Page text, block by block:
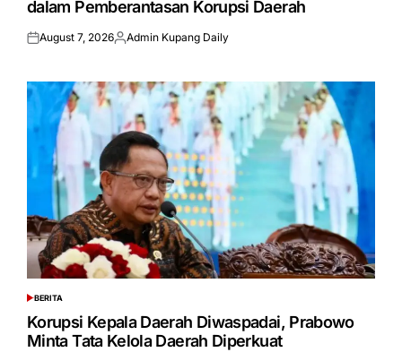
dalam Pemberantasan Korupsi Daerah
Posted
August 7, 2026Posted
Admin Kupang Daily
POSTED
IN
BERITA
Korupsi Kepala Daerah Diwaspadai, Prabowo
Minta Tata Kelola Daerah Diperkuat